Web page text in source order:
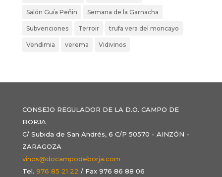
Salón Guía Peñin Semana de la Garnacha
Subvenciones Terroir trufa vera del moncayo
Vendimia verema Vidivinos
CONSEJO REGULADOR DE LA D.O. CAMPO DE
BORJA
C/ Subida de San Andrés, 6 C/P 50570 - AINZÓN -
ZARAGOZA
vinos@docampodeborja.com
Tel. 976 85 21 22 / Fax 976 86 88 06